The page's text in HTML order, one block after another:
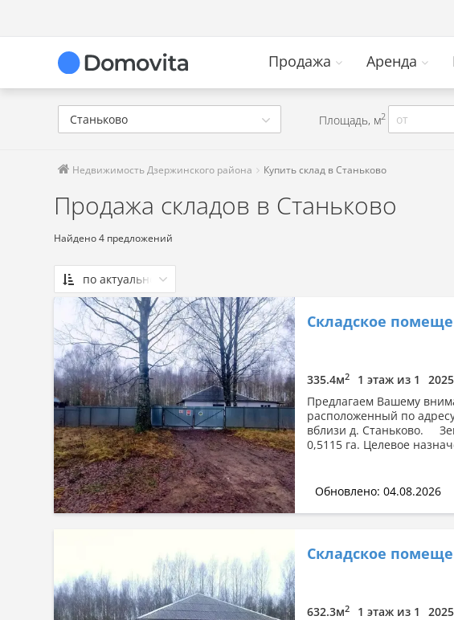
Продажа Аренда
Станьково Площадь, м2 от
Недвижимость Дзержинского района Купить склад в Станьково
Продажа складов в Станьково
Найдено 4 предложений
по актуальности
По актуальности
Сначала дешевые
Сначала дорогие
По площади: большая → малая
По площади: малая → большая
Складское
335.4м2 1 этаж из 1
Предлагаем Вашему
расположенный по
вблизи д. Станьково.
0,5115 га. Целевое
Обновлено: 04.08.2026
Складское
632.3м2 1 этаж из 1